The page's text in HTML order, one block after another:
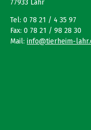
77933 Lahr
Tel: 0 78 21 / 4 35 97
Fax: 0 78 21 / 98 28 30
Mail: info@tierheim-